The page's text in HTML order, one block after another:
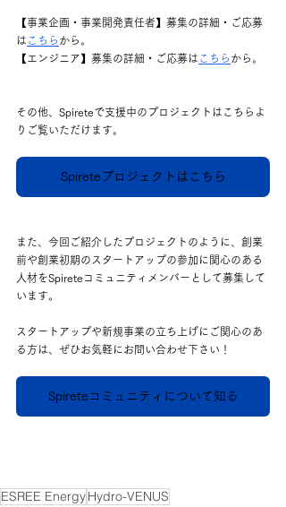
【事業企画・事業開発責任者】募集の詳細・ご応募
は こちら から。
【エンジニア】募集の詳細・ご応募は こちら から。
その他、Spireteで支援中のプロジェクトはこちらよ
りご覧いただけます。
Spireteプロジェクトはこちら
また、今回ご紹介したプロジェクトのように、創業
前や創業初期のスタートアップの参加に関心のある
人材をSpireteコミュニティメンバーとして募集して
います。
スタートアップや新規事業の立ち上げにご関心のあ
る方は、ぜひお気軽にお問い合わせ下さい！
Spireteコミュニティについて知る
ESREE EnergyHydro-VENUS